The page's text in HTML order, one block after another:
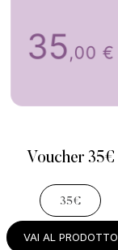
Voucher 35€
35€
VAI AL PRODOTTO